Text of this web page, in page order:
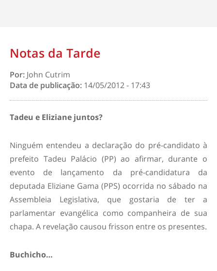
Notas da Tarde
Por: John Cutrim
Data de publicação: 14/05/2012 - 17:43
Tadeu e Eliziane juntos?
Ninguém entendeu a declaração do pré-candidato à
prefeito Tadeu Palácio (PP) ao afirmar, durante o
evento de lançamento da pré-candidatura da
deputada Eliziane Gama (PPS) ocorrida no sábado na
Assembleia Legislativa, que gostaria de ter a
parlamentar evangélica como companheira de sua
chapa. A revelação causou frisson entre os presentes.
Buchicho…